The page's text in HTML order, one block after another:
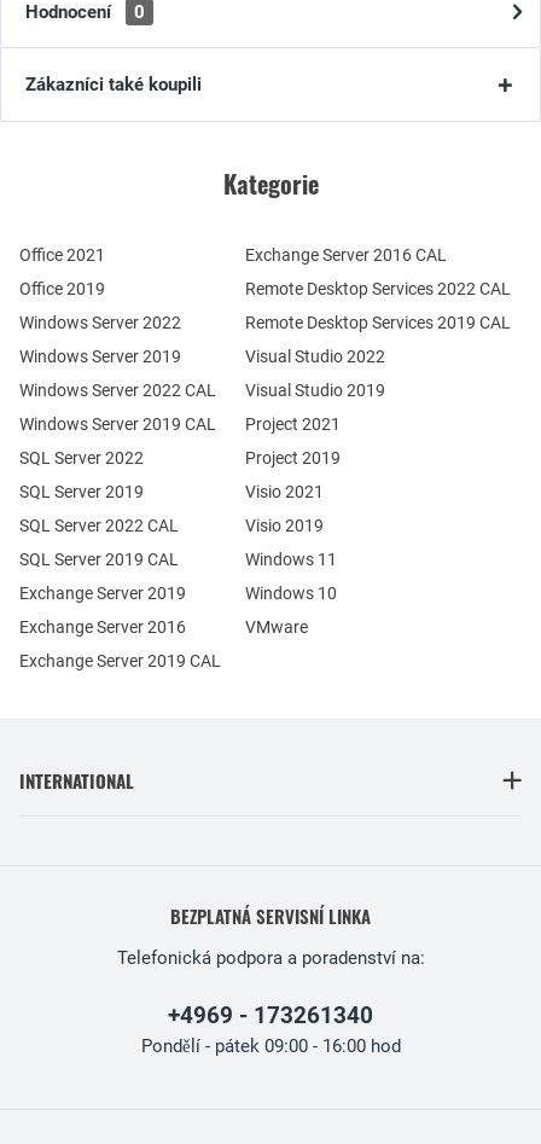
Hodnocení 0
Zákazníci také koupili
Kategorie
Office 2021
Office 2019
Windows Server 2022
Windows Server 2019
Exchange Server 2019
Exchange Server 2016
SQL Server 2022
SQL Server 2019
Windows Server 2022 CAL
Windows Server 2019 CAL
SQL Server 2022 CAL
SQL Server 2019 CAL
Remote Desktop Services 2022 CAL
Remote Desktop Services 2019 CAL
Exchange Server 2019 CAL
Exchange Server 2016 CAL
Visual Studio 2022
Visual Studio 2019
Project 2021
Project 2019
Visio 2021
Visio 2019
Windows 11
Windows 10
VMware
INTERNATIONAL
BEZPLATNÁ SERVISNÍ LINKA
Telefonická podpora a poradenství na:
+4969 - 173261340
Pondělí - pátek 09:00 - 16:00 hod